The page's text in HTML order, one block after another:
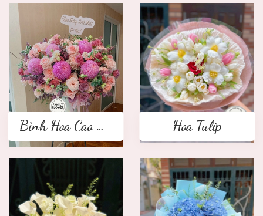
Bình Hoa Cao Cấp Hoa Tulip